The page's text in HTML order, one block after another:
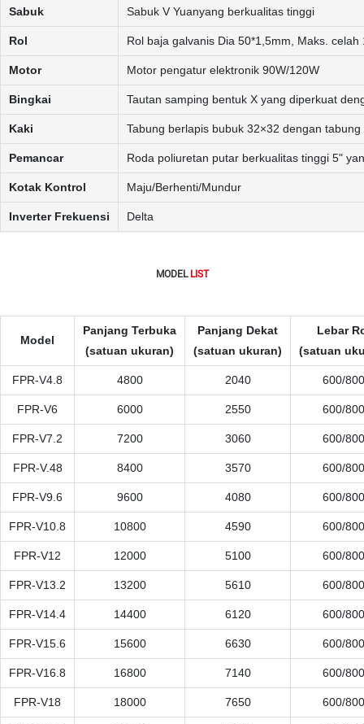
Sabuk Sabuk V Yuanyang berkualitas tinggi
Rol Rol baja galvanis Dia 50*1,5mm, Maks.
Motor Motor pengatur elektronik 90W/120W
Bingkai Tautan samping bentuk X yang diperkuat
Kaki Tabung berlapis bubuk 32×32 dengan
Pemancar Roda poliuretan putar berkualitas tinggi 5"
Kotak Kontrol Maju/Berhenti/Mundur
Inverter Frekuensi Delta
MODELLIST
Model
Panjang Terbuka
(satuan ukuran)
Panjang Dekat
(satuan ukuran)
Lebar
(satuan
FPR-V4.8 4800 2040 600/800
FPR-V6 6000 2550 600/800
FPR-V7.2 7200 3060 600/800
FPR-V.48 8400 3570 600/800
FPR-V9.6 9600 4080 600/800
FPR-V10.8 10800 4590 600/800
FPR-V12 12000 5100 600/800
FPR-V13.2 13200 5610 600/800
FPR-V14.4 14400 6120 600/800
FPR-V15.6 15600 6630 600/800
FPR-V16.8 16800 7140 600/800
FPR-V18 18000 7650 600/800